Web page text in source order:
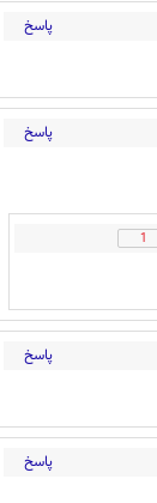
پاسخ
پاسخ
1
پاسخ
پاسخ